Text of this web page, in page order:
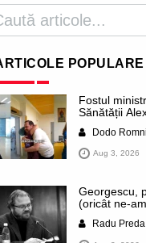
POPULARE
Fostul
Sănătății
funcția lui
de primar al
Timișoara.
de Coreea
femei din
care îl strâng
plângând
Dodo
Aug 3, 2026
Georgescu,
(oricât ne-
Radu Preda